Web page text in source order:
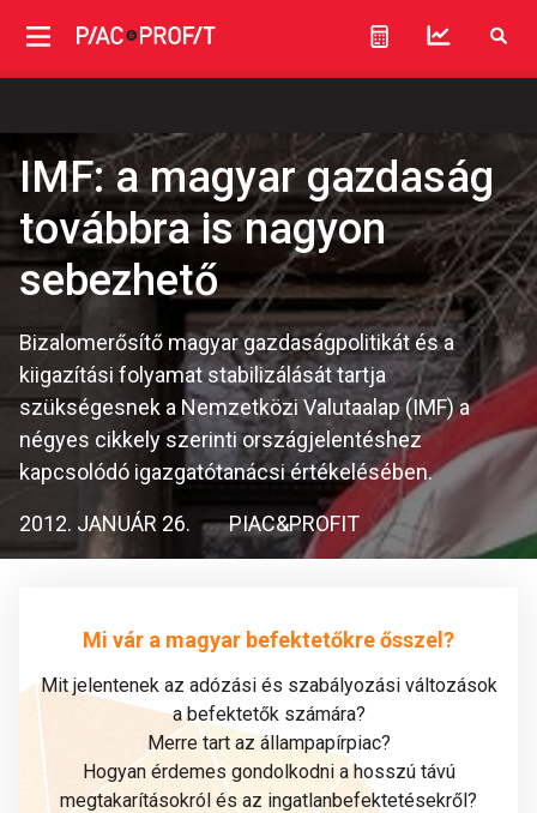
IMF: a magyar gazdaság
továbbra is nagyon
sebezhető
Bizalomerősítő magyar gazdaságpolitikát és a
kiigazítási folyamat stabilizálását tartja
szükségesnek a Nemzetközi Valutaalap (IMF) a
négyes cikkely szerinti országjelentéshez
kapcsolódó igazgatótanácsi értékelésében.
2012. JANUÁR 26. PIAC&PROFIT
Mi vár a magyar befektetőkre ősszel?
Mit jelentenek az adózási és szabályozási változások
a befektetők számára?
Merre tart az állampapírpiac?
Hogyan érdemes gondolkodni a hosszú távú
megtakarításokról és az ingatlanbefektetésekről?